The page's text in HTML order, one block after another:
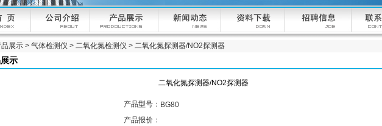
展示 > 气体检测仪 > 二氧化氮检测仪 > 二氧化氮探测器/NO2探测器
示
二氧化氮探测器/NO2探测器
产品型号： BG80
产品报价：